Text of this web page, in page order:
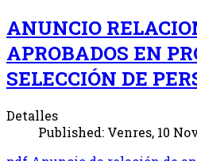
ANUNCIO
APROBADOS EN
SELECCIÓN DE
Detalles
Published: Venres, 10